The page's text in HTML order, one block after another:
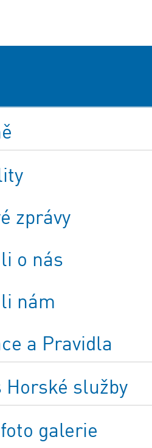
zprávy
o nás
nám
a Pravidla
Horské služby
galerie